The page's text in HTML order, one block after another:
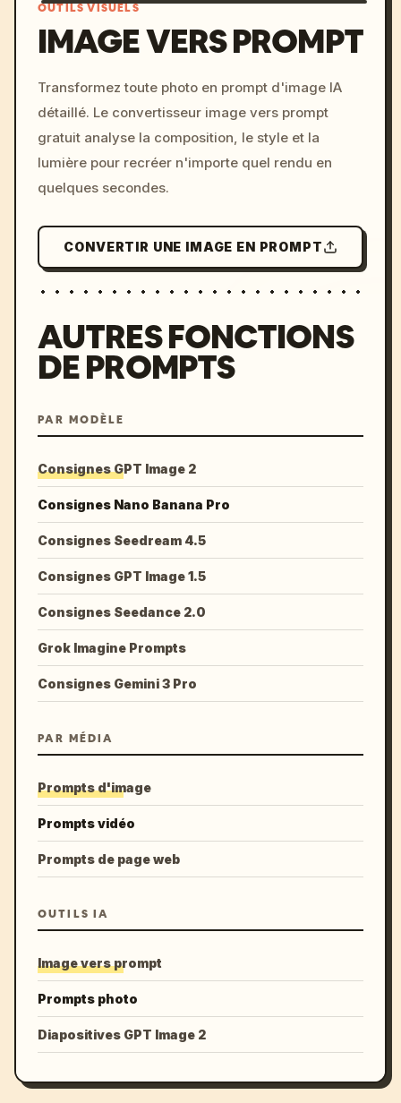
c, cyberpunk sunset, neon
colors, 8k --v 6.0
OUTILS VISUELS
IMAGE VERS PROMPT
Transformez toute photo en prompt d'image IA
détaillé. Le convertisseur image vers prompt
gratuit analyse la composition, le style et la
lumière pour recréer n'importe quel rendu en
quelques secondes.
CONVERTIR UNE IMAGE EN PROMPT
AUTRES FONCTIONS
DE PROMPTS
PAR MODÈLE
Consignes GPT Image 2
Consignes Nano Banana Pro
Consignes Seedream 4.5
Consignes GPT Image 1.5
Consignes Seedance 2.0
Grok Imagine Prompts
Consignes Gemini 3 Pro
PAR MÉDIA
Prompts d'image
Prompts vidéo
Prompts de page web
OUTILS IA
Image vers prompt
Prompts photo
Diapositives GPT Image 2